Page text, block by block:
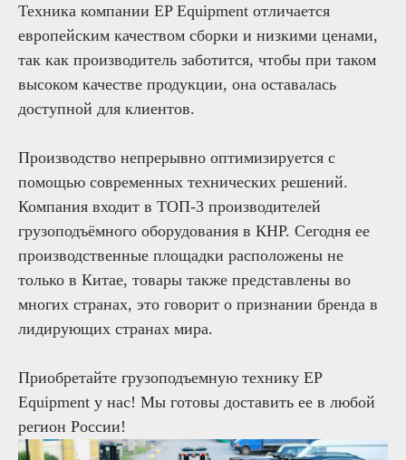
Техника компании EP Equipment отличается
европейским качеством сборки и низкими ценами,
так как производитель заботится, чтобы при таком
высоком качестве продукции, она оставалась
доступной для клиентов.
Производство непрерывно оптимизируется с
помощью современных технических решений.
Компания входит в ТОП-3 производителей
грузоподъёмного оборудования в КНР. Сегодня ее
производственные площадки расположены не
только в Китае, товары также представлены во
многих странах, это говорит о признании бренда в
лидирующих странах мира.
Приобретайте грузоподъемную технику EP
Equipment у нас! Мы готовы доставить ее в любой
регион России!